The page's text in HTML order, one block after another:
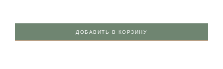
ДОБАВИТЬ В КОРЗИНУ